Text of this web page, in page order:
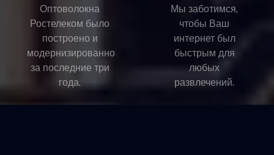
Оптоволокна
Ростелеком было
построено и
модернизированно
за последние три
года.
Мы заботимся,
чтобы Ваш
интернет был
быстрым для
любых
развлечений.